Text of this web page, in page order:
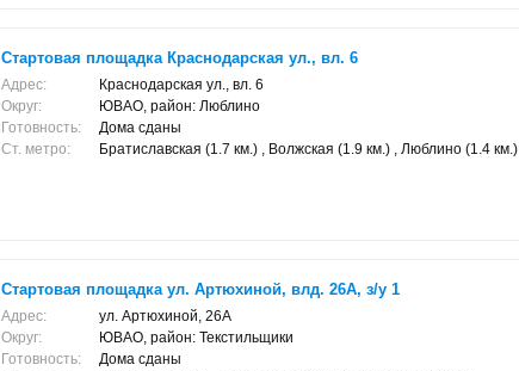
Стартовая площадка Краснодарская ул., вл. 6
Адрес:
Краснодарская ул., вл. 6
Округ:
ЮВАО, район: Люблино
Готовность:
Дома сданы
Ст. метро:
Братиславская (1.7 км.) , Волжская (1.9 км.) , Люблино (1.4 км.)
Стартовая площадка ул. Артюхиной, влд. 26А, з/у 1
Адрес:
ул. Артюхиной, 26А
Округ:
ЮВАО, район: Текстильщики
Готовность:
Дома сданы